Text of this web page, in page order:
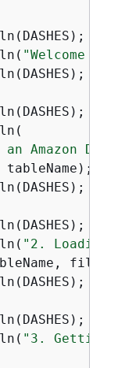
"Welcome to
Amazon
"2. Loading
"3. Getting